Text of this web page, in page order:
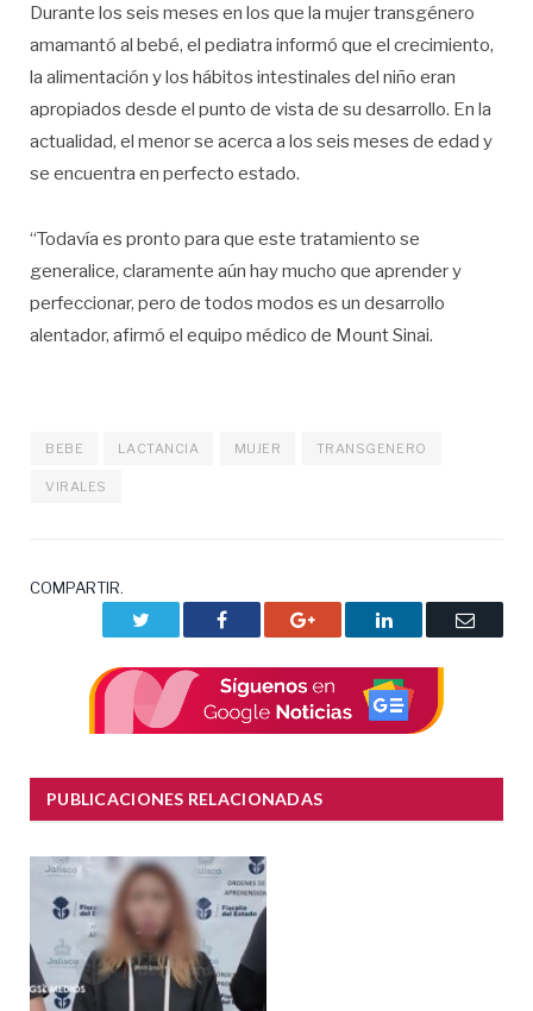
Durante los seis meses en los que la mujer transgénero
amamantó al bebé, el pediatra informó que el crecimiento,
la alimentación y los hábitos intestinales del niño eran
apropiados desde el punto de vista de su desarrollo. En la
actualidad, el menor se acerca a los seis meses de edad y
se encuentra en perfecto estado.
“Todavía es pronto para que este tratamiento se
generalice, claramente aún hay mucho que aprender y
perfeccionar, pero de todos modos es un desarrollo
alentador, afirmó el equipo médico de Mount Sinai.
BEBE LACTANCIA MUJER TRANSGENERO
VIRALES
COMPARTIR.
Facebook Google+ LinkedIn
Correo
PUBLICACIONES RELACIONADAS